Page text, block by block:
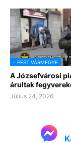
- PEST VÁRMEGYE
A Józsefvárosi
árultak
Július 24, 2026